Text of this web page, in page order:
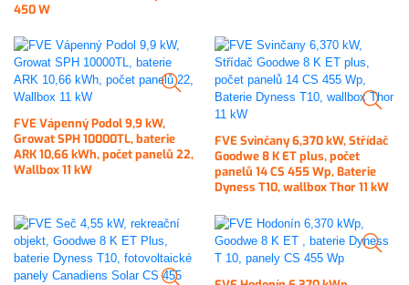
450 W
FVE Vápenný Podol 9,9 kW,
Growat SPH 10000TL, baterie
ARK 10,66 kWh, počet panelů 22,
Wallbox 11 kW
FVE Svinčany 6,370 kW, Střídač
Goodwe 8 K ET plus, počet
panelů 14 CS 455 Wp, Baterie
Dyness T10, wallbox Thor 11 kW